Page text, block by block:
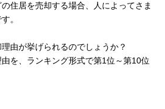
住居を売却する場合、人によってさま
。
由が挙げられるのでしょうか？
を、ランキング形式で第1位～第10位